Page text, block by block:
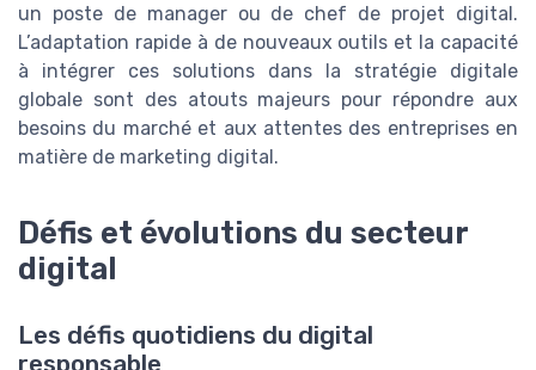
un poste de manager ou de chef de projet digital.
L’adaptation rapide à de nouveaux outils et la capacité
à intégrer ces solutions dans la stratégie digitale
globale sont des atouts majeurs pour répondre aux
besoins du marché et aux attentes des entreprises en
matière de marketing digital.
Défis et évolutions du secteur
digital
Les défis quotidiens du digital
responsable